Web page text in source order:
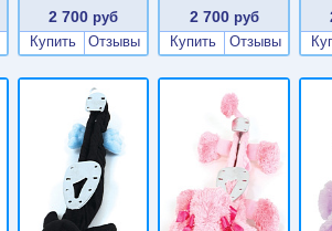
2 700 руб
Купить
Отзывы
2 700руб
Купить
Отзывы